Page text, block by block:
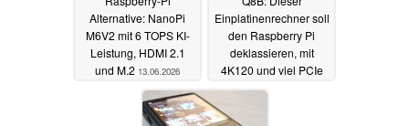
Alternative: NanoPi
M6V2 mit 6 TOPS KI-
Leistung, HDMI 2.1
und M.2 13.06.2026
Einplatinenrechner soll
den Raspberry Pi
deklassieren, mit
4K120 und viel PCIe
03.06.2026